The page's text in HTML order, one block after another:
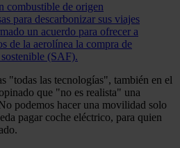
combustible de origen
para descarbonizar sus viajes
un acuerdo para ofrecer a
de la aerolínea la compra de
(SAF).
"todas las tecnologías", también en el
que "no es realista" una
podemos hacer una movilidad solo
pagar coche eléctrico, para quien